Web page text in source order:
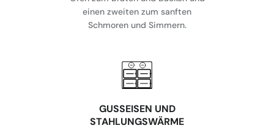
einen zweiten zum sanften
Schmoren und Simmern.
GUSSEISEN UND
STAHLUNGSWÄRME